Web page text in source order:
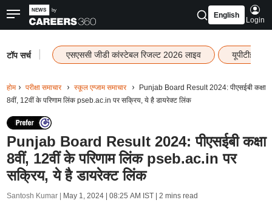
English
Login
टॉप सर्च एसएससी जीडी कांस्टेबल रिजल्ट 2026 लाइव यूपीटीईटी
होम परीक्षा समाचार स्कूल एग्जाम समाचार
Punjab Board Result 2024: पीएसईबी कक्षा
8वीं, 12वीं के परिणाम लिंक pseb.ac.in पर सक्रिय, ये है डायरेक्ट लिंक
Punjab Board Result 2024: पीएसईबी कक्षा
8वीं, 12वीं के परिणाम लिंक pseb.ac.in पर
सक्रिय, ये है डायरेक्ट लिंक
Santosh Kumar | May 1, 2024 | 08:25 AM IST| 2 mins read